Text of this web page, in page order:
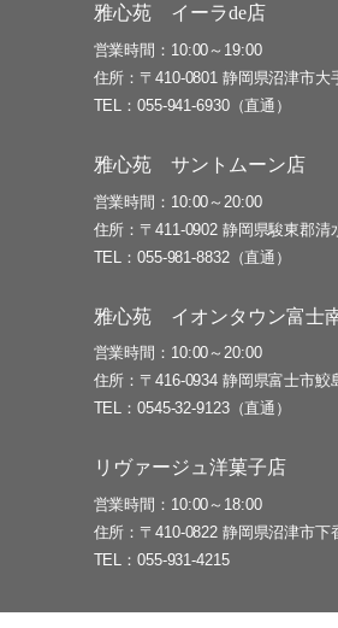
雅心苑 イーラde店
営業時間
10:00～19:00
住所
〒410-0801 静岡県沼津市大
TEL
055-941-6930（直通）
雅心苑 サントムーン店
営業時間
10:00～20:00
住所
〒411-0902 静岡県駿東郡清
TEL
055-981-8832（直通）
雅心苑 イオンタウン富士
営業時間
10:00～20:00
住所
〒416-0934 静岡県富士市鮫
TEL
0545-32-9123（直通）
リヴァージュ洋菓子店
営業時間
10:00～18:00
住所
〒410-0822 静岡県沼津市下
TEL
055-931-4215